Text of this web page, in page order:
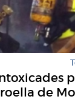
de